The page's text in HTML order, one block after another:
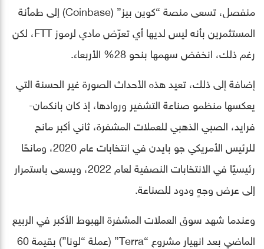
منفصل، تسعى منصة “كوين بيز” (Coinbase) إلى طمأنة
المستثمرين بأنه ليس لديها أي تعرّض مادي لرموز FTT، لكن
رغم ذلك، انخفض سهمها بنحو 28% الأربعاء.
إضافة إلى ذلك، تعيد هذه الأحداث الصورة غير الحسنة التي
يعكسها منظمو صناعة التشفير وروادها، إذ كان بانكمان-
فرايد، الصبي الذهبي للعملات المشفرة، ثاني أكبر مانح
للرئيس الأمريكي جو بايدن في انتخابات عام 2020، ومانحًا
رئيسيًا في الانتخابات النصفية لعام 2022، ويسعى باستمرار
إلى عرض وجهٍ ودود للصناعة.
وعندما شهد سوق العملات المشفرة الهبوط الأكبر في الربيع
الماضي بعد انهيار مشروع “Terra” (عملة “لونا”) بقيمة 60